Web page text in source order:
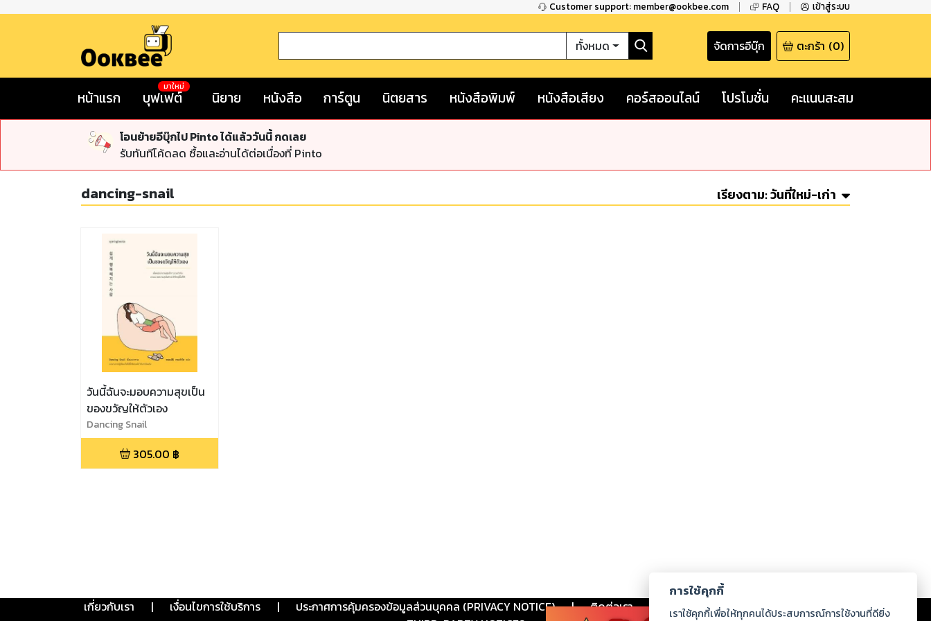
Customer support: member@ookbee.com FAQ เข้าสู่ระบบ
ทั้งหมด จัดการอีบุ๊ก ตะกร้า (0)
หน้าแรก บุฟเฟต์
มาใหม่
นิยาย หนังสือ การ์ตูน นิตยสาร หนังสือพิมพ์ หนังสือเสียง คอร์สออนไลน์ โปรโมชั่น คะแนนสะสม
โอนย้ายอีบุ๊กไป Pinto ได้แล้ววันนี้ กดเลย
รับทันทีโค้ดลด ซื้อและอ่านได้ต่อเนื่องที่ Pinto
dancing-snail เรียงตาม:วันที่ใหม่-เก่า
วันนี้ฉันจะมอบความสุขเป็น
ของขวัญให้ตัวเอง
Dancing Snail
305.00 ฿
เกี่ยวกับเรา | เงื่อนไขการใช้บริการ | ประกาศการคุ้มครองข้อมูลส่วนบุคคล (PRIVACY NOTICE) | ติดต่อเรา ร่วมงานกับเรา ดาวน์โหลด
การใช้คุกกี้
เราใช้คุกกี้เพื่อให้ทุกคนได้ประสบการณ์การใช้งานที่ดียิ่ง